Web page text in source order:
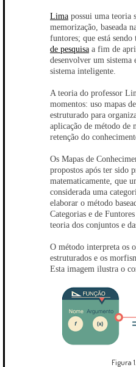
Lima possui uma teoria
memorização, baseada
funtores; que está sendo
de pesquisa a fim de
desenvolver um sistema
sistema inteligente.
A teoria do professor
momentos: uso mapas
estruturado para
aplicação de método de
retenção do
Os Mapas de
propostos após ter sido
matematicamente, que
considerada uma
elaborar o método
Categorias e de
teoria dos conjuntos e
O método interpreta os
estruturados e os
Esta imagem ilustra o
Figura